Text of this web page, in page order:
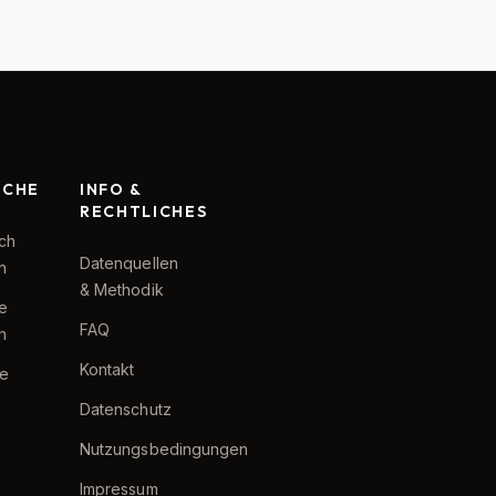
INFO &
RECHTLICHES
Datenquellen
& Methodik
FAQ
Kontakt
Datenschutz
Nutzungsbedingungen
Impressum